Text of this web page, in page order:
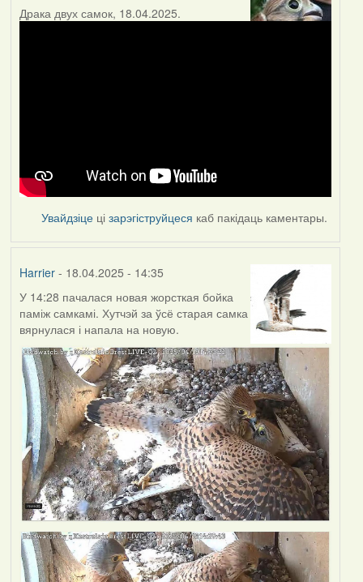
Драка двух самок, 18.04.2025.
Увайдзіце цізарэгіструйцеся каб пакідаць каментары.
Harrier- 18.04.2025 - 14:35
У 14:28 пачалася новая жорсткая бойка
паміж самкамі. Хутчэй за ўсё старая самка
вярнулася і напала на новую.